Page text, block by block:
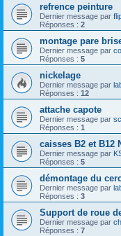
refrence peinture
Dernier message par
Réponses : 2
montage pare
Dernier message par
Réponses : 5
nickelage
Dernier message par
Réponses : 12
attache capote
Dernier message par
Réponses : 1
caisses B2 et B12
Dernier message par
Réponses : 5
démontage du
Dernier message par
Réponses : 3
Support de roue
Dernier message par
Réponses : 7